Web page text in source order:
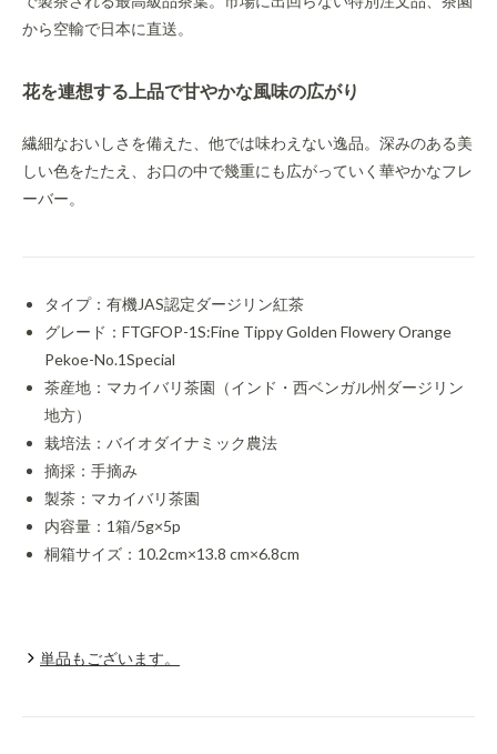
から空輸で日本に直送。
花を連想する上品で甘やかな風味の広がり
繊細なおいしさを備えた、他では味わえない逸品。深みのある美
しい色をたたえ、お口の中で幾重にも広がっていく華やかなフレ
ーバー。
タイプ：有機JAS認定ダージリン紅茶
グレード：FTGFOP-1S:Fine Tippy Golden Flowery Orange
Pekoe-No.1Special
茶産地：マカイバリ茶園（インド・西ベンガル州ダージリン
地方）
栽培法：バイオダイナミック農法
摘採：手摘み
製茶：マカイバリ茶園
内容量：1箱/5g×5p
桐箱サイズ：10.2cm×13.8 cm×6.8cm
単品もございます。